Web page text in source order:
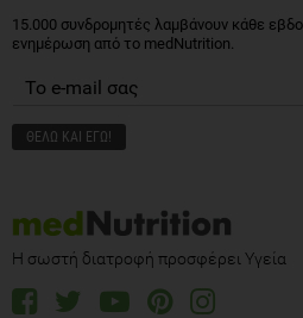
15.000 συνδρομητές λαμβάνουν κάθε
ενημέρωση από το medNutrition.
Η σωστή διατροφή προσφέρει Υγεία